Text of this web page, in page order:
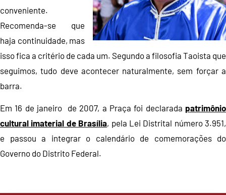
conveniente.
Recomenda-se que
haja continuidade, mas
isso fica a critério de cada um. Segundo a filosofia Taoista que
seguimos, tudo deve acontecer naturalmente, sem forçar a
barra.
Em 16 de janeiro de 2007, a Praça foi declarada patrimônio
cultural imaterial de Brasília, pela Lei Distrital número 3.951,
e passou a integrar o calendário de comemorações do
Governo do Distrito Federal.